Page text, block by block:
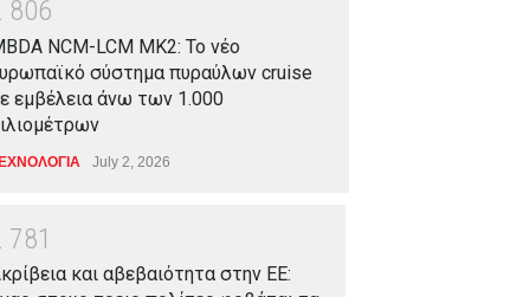
806
NCM-LCM MK2: Το νέο
σύστημα πυραύλων cruise
εμβέλεια άνω των 1.000
July 2, 2026
781
και αβεβαιότητα στην ΕΕ: